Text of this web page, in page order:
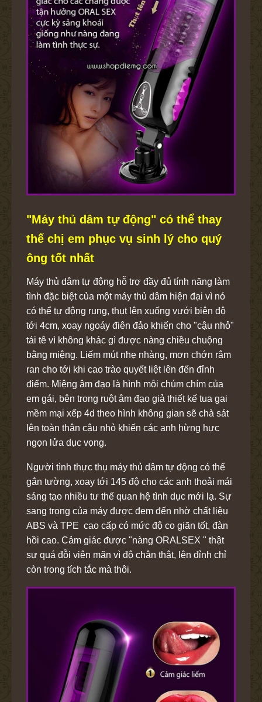
"Máy thủ dâm tự động" có thể thay
thế chị em phục vụ sinh lý cho quý
ông tốt nhất
Máy thủ dâm tự động hỗ trợ đầy đủ tính năng làm
tình đặc biệt của một máy thủ dâm hiện đại vì nó
có thể tự động rung, thụt lên xuống vưới biên độ
tới 4cm, xoay ngoáy điên đảo khiến cho "cậu nhỏ"
tái tê vì không khác gì được nàng chiều chuộng
bằng miệng. Liếm mút nhẹ nhàng, mơn chớn râm
ran cho tới khi cao trào quyết liệt lên đến đỉnh
điểm. Miệng âm đạo là hình môi chúm chím của
em gái, bên trong ruột âm đạo giả thiết kế tua gai
mềm mại xếp 4d theo hình không gian sẽ chà sát
lên toàn thân cậu nhỏ khiến các anh hừng hực
ngọn lửa dục vọng.
Người tình thực thụ máy thủ dâm tự động có thể
gắn tường, xoay tới 145 độ cho các anh thoải mái
sáng tạo nhiều tư thế quan hệ tình dục mới lạ. Sự
sang trọng của máy được đem đến nhờ chất liệu
ABS và TPE cao cấp có mức độ co giãn tốt, đàn
hồi cao. Cảm giác được "nàng ORALSEX " thật
sự quá đỗi viên mãn vì độ chân thật, lên đỉnh chỉ
còn trong tích tắc mà thôi.